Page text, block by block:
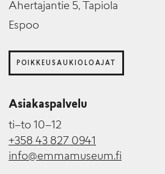
Ahertajantie 5, Tapiola
Espoo
POIKKEUSAUKIOLOAJAT
Asiakaspalvelu
ti–to 10–12
+358 43 827 0941
info@emmamuseum.fi